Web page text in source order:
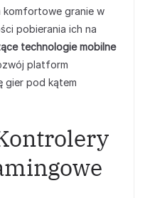
granie w
pobierania ich na
technologie mobilne
platform
gier pod kątem